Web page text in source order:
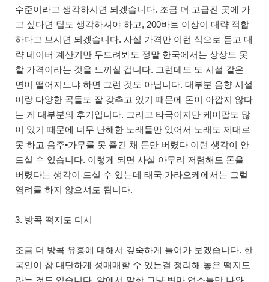
수준이라고 생각하시면 되겠습니다. 조금 더 고급진 곳에 가
고 싶다면 팁도 생각하셔야 하고, 200바트 이상이 대략 적합
하다고 보시면 되겠습니다. 사실 가격만 이런 식으로 듣고 대
략 네이버 계산기만 두드려봐도 정말 한국에서는 상상도 못
할 가격이라는 것을 느끼실 겁니다. 그런데도 또 시설 같은
면이 떨어지느냐 하면 그런 것도 아닙니다. 대부분 음향 시설
이랑 다양한 곡들도 잘 갖추고 있기 때문에 돈이 아깝지 않다
는 게 대부분의 후기입니다. 그리고 타국이지만 케이팝도 많
이 있기 때문에 너무 난해한 노래들만 있어서 노래도 제대로
못 하고 음주•가무를 못 즐긴 채 돈만 버렸다 이런 생각이 안
드실 수 있습니다. 이렇게 되면 사실 아무리 저렴해도 돈을
버렸다는 생각이 드실 수 있는데 태국 가라오케에서는 그럴
염려를 하지 않으셔도 됩니다.
3. 방콕 떡지도 디시
조금 더 방콕 유흥에 대해서 깊숙하게 들어가 보겠습니다. 한
국인이 참 대단하게 성매매할 수 있는걸 정리해 놓은 떡지도
라는 것도 있습니다. 앞에서 말한 그냥 변마 업소들만 나와